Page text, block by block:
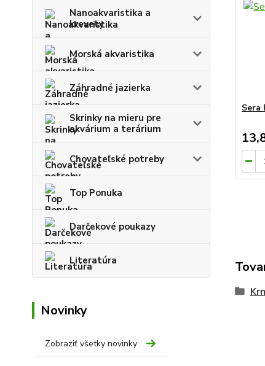
Nanoakvaristika a
krevety
Morská akvaristika
Záhradné jazierka
Skrinky na mieru pre
akvárium a terárium
Chovateľské potreby
Top Ponuka
Darčekové poukazy
Literatúra
Novinky
Zobraziť všetky novinky
Sera